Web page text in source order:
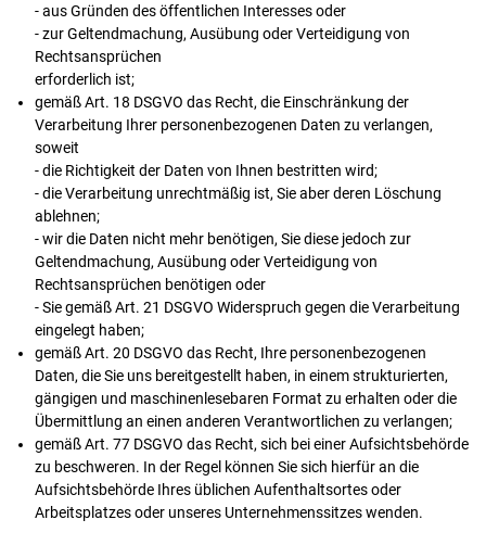
- aus Gründen des öffentlichen Interesses oder
- zur Geltendmachung, Ausübung oder Verteidigung von
Rechtsansprüchen
erforderlich ist;
gemäß Art. 18 DSGVO das Recht, die Einschränkung der
Verarbeitung Ihrer personenbezogenen Daten zu verlangen,
soweit
- die Richtigkeit der Daten von Ihnen bestritten wird;
- die Verarbeitung unrechtmäßig ist, Sie aber deren Löschung
ablehnen;
- wir die Daten nicht mehr benötigen, Sie diese jedoch zur
Geltendmachung, Ausübung oder Verteidigung von
Rechtsansprüchen benötigen oder
- Sie gemäß Art. 21 DSGVO Widerspruch gegen die Verarbeitung
eingelegt haben;
gemäß Art. 20 DSGVO das Recht, Ihre personenbezogenen
Daten, die Sie uns bereitgestellt haben, in einem strukturierten,
gängigen und maschinenlesebaren Format zu erhalten oder die
Übermittlung an einen anderen Verantwortlichen zu verlangen;
gemäß Art. 77 DSGVO das Recht, sich bei einer Aufsichtsbehörde
zu beschweren. In der Regel können Sie sich hierfür an die
Aufsichtsbehörde Ihres üblichen Aufenthaltsortes oder
Arbeitsplatzes oder unseres Unternehmenssitzes wenden.